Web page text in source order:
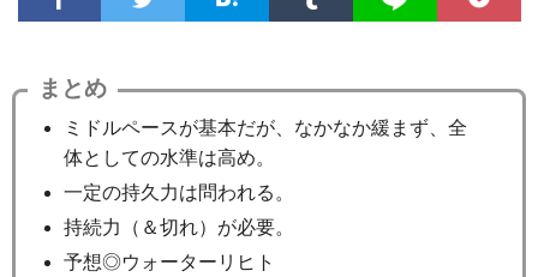
まとめ
ミドルペースが基本だが、なかなか緩まず、全
体としての水準は高め。
一定の持久力は問われる。
持続力（＆切れ）が必要。
予想◎ウォーターリヒト